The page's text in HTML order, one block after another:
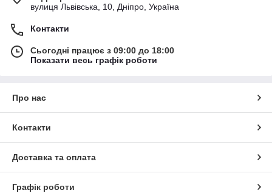
вулиця Львівська, 10, Дніпро, Україна
Контакти
Сьогодні працює з 09:00 до 18:00
Показати весь графік роботи
Про нас
Контакти
Доставка та оплата
Графік роботи